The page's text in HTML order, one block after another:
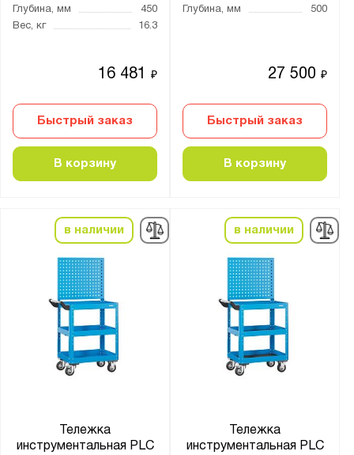
Глубина, мм
450
Вес, кг
16.3
16 481₽
Быстрый заказ
В корзину
Глубина, мм 500
27 500₽
Быстрый заказ
В корзину
в наличии
Тележка
инструментальная PLC
в наличии
Тележка
инструментальная PLC